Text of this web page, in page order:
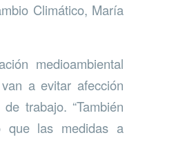
Climático, María
medioambiental
a evitar afección
trabajo. “También
que las medidas a